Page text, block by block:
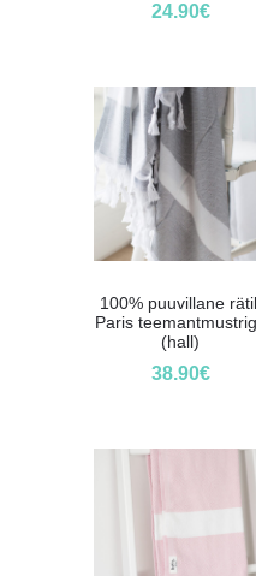
24.90€
100% puuvillane
Paris
(hall)
38.90€